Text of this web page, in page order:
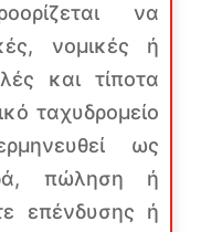
να
νομικές ή
και τίποτα
ταχυδρομείο
ως
πώληση ή
επένδυσης ή